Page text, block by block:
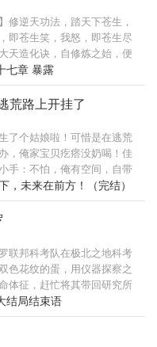
我者。”“那年我翻遍史书，
竖看，看出了八个字——天
节选自当世武道骄阳季
修逆天功法，踏天下苍生，
即苍生笑，我怒，即苍生尽
天造化诀，自修炼之始，便
人眼中的武道，为灵道七重
、破阴阳、超凡入圣！大天
、扩极致灵海、筑无上金
、直冲九霄！步步逆天，步
剑在手，天下无双！他是独
果断，杀尽世间一切该杀之
亘古以来史上第一剑尊！
七章 暴露
荒路上开挂了
了个姑娘啦！可惜是在逃荒
俺家宝贝疙瘩没奶喝！佳
手：不怕，俺有空间，自带
俺在路边捡了个奶山羊！
子自己往树上撞！李老三：
里蹦！李老三媳妇儿：娘，
李老太的脑袋嗡嗡的，祖宗
，落地儿就旺家！结果一扭
子苹果梨子…李老太：“等
缓，咱有好东西，也得慢慢
，未来在前方！（完结）
联邦科考队在极北之地科考
色花纹的蛋，用仪器探察之
体征，赶忙将其带回研究所
可孵出来的却是一个婴
儿，一个蛋生的孩子。
结局结束语